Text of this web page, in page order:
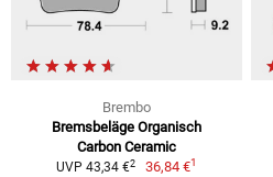
Brembo
Bremsbeläge Organisch
Carbon Ceramic
UVP 43,34 €2 36,84 €1